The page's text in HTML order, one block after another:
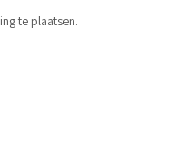
te plaatsen.